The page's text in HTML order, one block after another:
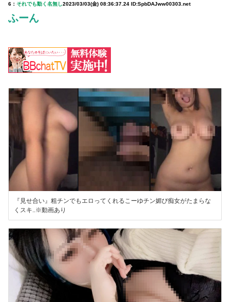
6： それでも動く名無し2023/03/03(金) 08:36:37.24 ID:SpbDAJww00303.net
ふーん
『見せ合い』粗チンでもエロってくれるこーゆチン媚び痴女がたまらな
くスキ..※動画あり